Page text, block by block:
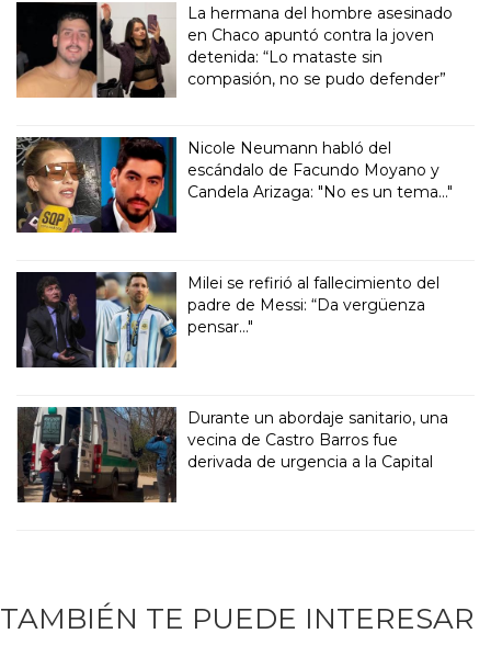
La hermana del hombre asesinado
en Chaco apuntó contra la joven
detenida: “Lo mataste sin
compasión, no se pudo defender”
Nicole Neumann habló del
escándalo de Facundo Moyano y
Candela Arizaga: "No es un tema..."
Milei se refirió al fallecimiento del
padre de Messi: “Da vergüenza
pensar..."
Durante un abordaje sanitario, una
vecina de Castro Barros fue
derivada de urgencia a la Capital
TAMBIÉN TE PUEDE INTERESAR